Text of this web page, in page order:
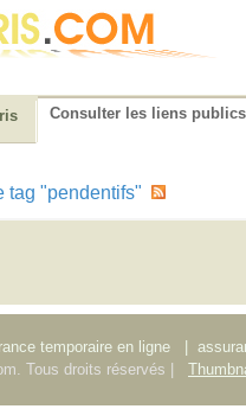
Consulter les liens publics
tag "pendentifs"
temporaire en ligne
Tous droits réservés |